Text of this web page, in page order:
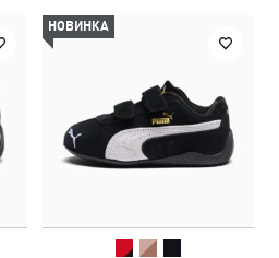
НОВИНКА